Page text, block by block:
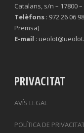
Catalans, s/n – 17800 –
Telèfons : 972 26 06
Premsa)
E-mail :
PRIVACITAT
AVÍS LEGAL
POLÍTICA DE